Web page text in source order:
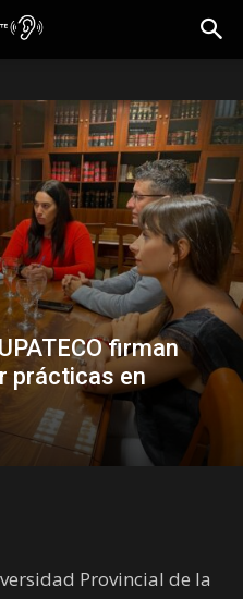
firman
prácticas en
Provincial de la